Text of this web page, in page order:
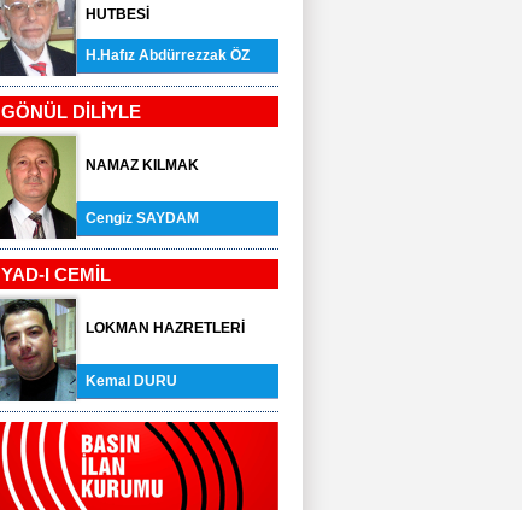
HUTBESİ
H.Hafız Abdürrezzak ÖZ
GÖNÜL DİLİYLE
NAMAZ KILMAK
Cengiz SAYDAM
YAD-I CEMİL
LOKMAN HAZRETLERİ
Kemal DURU